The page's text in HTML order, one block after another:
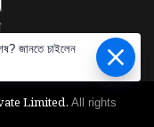
Limited. All rights
জানতে চাইলেন